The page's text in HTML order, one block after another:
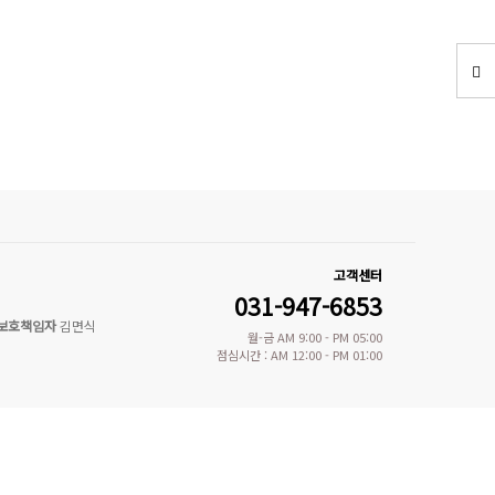
호책임자김면식
고객센터
031-947-6853
월-금 AM 9:00 - PM 05:00
점심시간 : AM 12:00 - PM 01:00